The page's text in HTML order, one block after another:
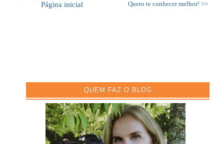
Quero te conhecer melhor! >>
Página inicial
QUEM FAZ O BLOG